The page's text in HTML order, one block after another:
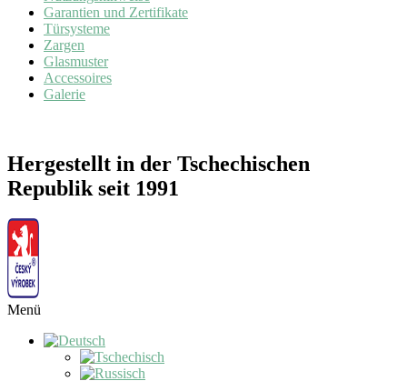
Garantien und Zertifikate
Türsysteme
Zargen
Glasmuster
Accessoires
Galerie
Hergestellt in der Tschechischen
Republik seit 1991
Menü